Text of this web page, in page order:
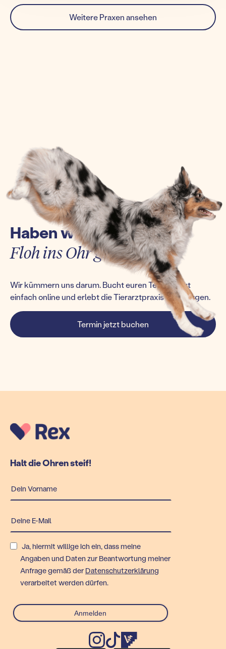
Weitere Praxen ansehen
Haben wir euch einen
Floh ins Ohr gesetzt?
Wir kümmern uns darum. Bucht euren Termin jetzt
einfach online und erlebt die Tierarztpraxis von morgen.
Termin jetzt buchen
Halt die Ohren steif!
Ja, hiermit willige ich ein, dass meine
Angaben und Daten zur Beantwortung meiner
Anfrage gemäß der Datenschutzerklärung
verarbeitet werden dürfen.